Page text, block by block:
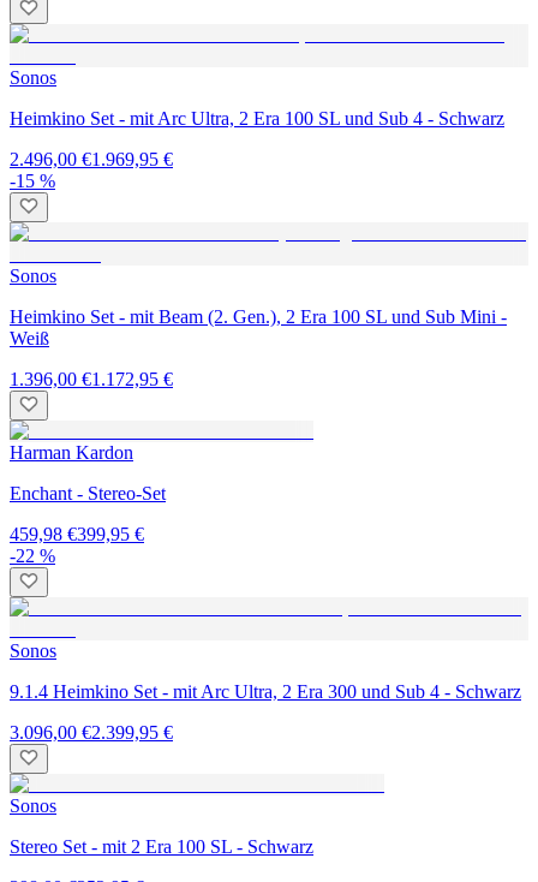
Sonos
Heimkino Set - mit Arc Ultra, 2 Era 100 SL und Sub 4 - Schwarz
2.496,00 €1.969,95 €
-15 %
Sonos
Heimkino Set - mit Beam (2. Gen.), 2 Era 100 SL und Sub Mini -
Weiß
1.396,00 €1.172,95 €
Harman Kardon
Enchant - Stereo-Set
459,98 €399,95 €
-22 %
Sonos
9.1.4 Heimkino Set - mit Arc Ultra, 2 Era 300 und Sub 4 - Schwarz
3.096,00 €2.399,95 €
Sonos
Stereo Set - mit 2 Era 100 SL - Schwarz